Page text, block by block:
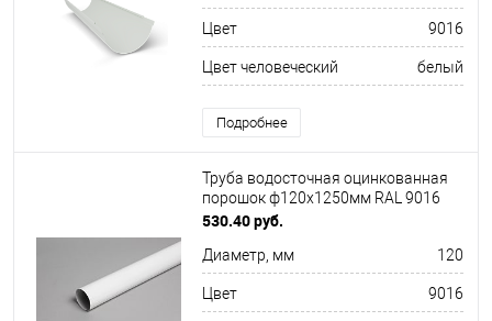
Цвет 9016
Цвет человеческий белый
Подробнее
Труба водосточная оцинкованная
порошок ф120х1250мм RAL 9016
530.40 руб.
Диаметр, мм 120
Цвет 9016